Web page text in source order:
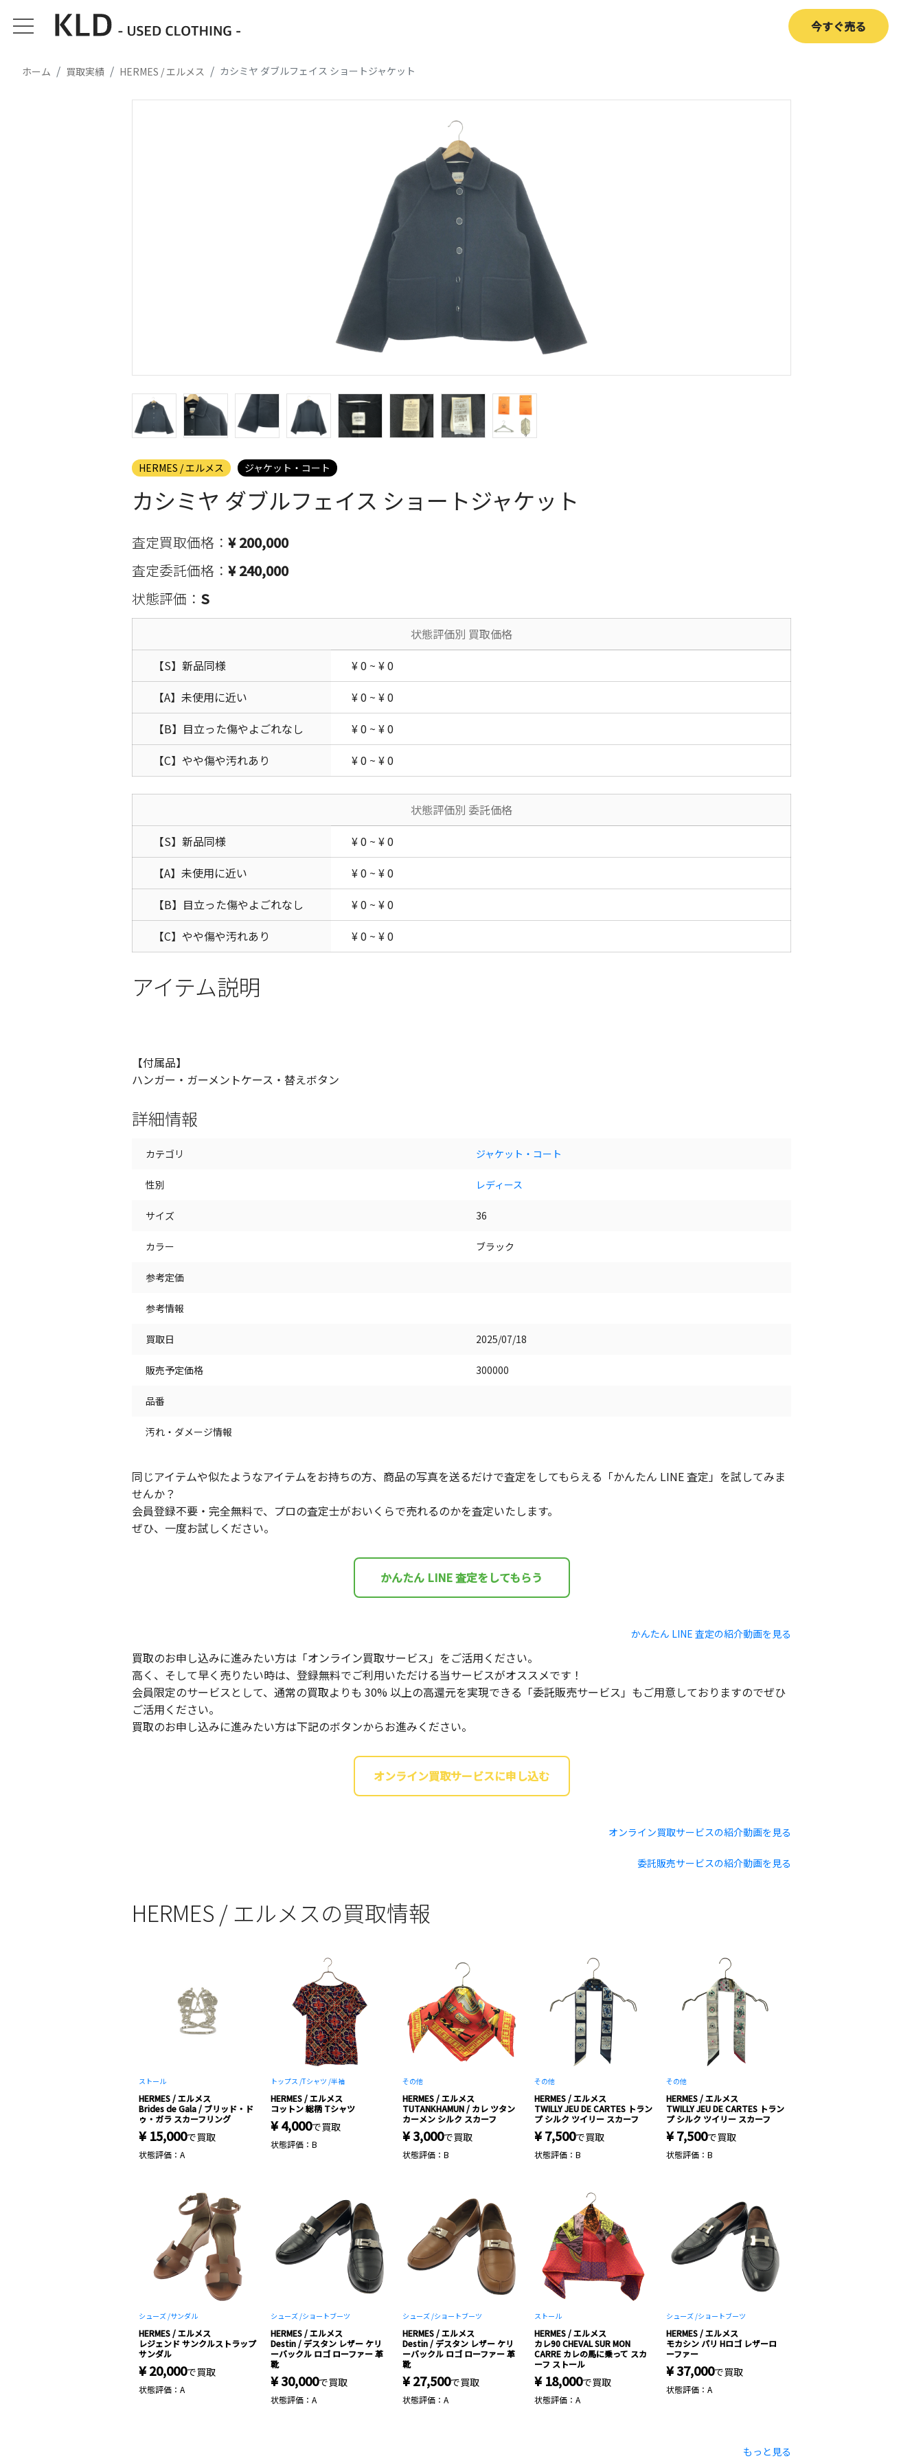
今すぐ売る
ホーム 買取実績 HERMES / エルメス カシミヤ ダブルフェイス ショートジャケット
HERMES / エルメス ジャケット・コート
カシミヤ ダブルフェイス ショートジャケット
査定買取価格： ¥ 200,000
査定委託価格： ¥ 240,000
状態評価： S
状態評価別 買取価格
【S】新品同様
¥ 0 ~ ¥ 0
【A】未使用に近い
¥ 0 ~ ¥ 0
【B】目立った傷やよごれなし
¥ 0 ~ ¥ 0
【C】やや傷や汚れあり
¥ 0 ~ ¥ 0
状態評価別 委託価格
【S】新品同様
¥ 0 ~ ¥ 0
【A】未使用に近い
¥ 0 ~ ¥ 0
【B】目立った傷やよごれなし
¥ 0 ~ ¥ 0
【C】やや傷や汚れあり
¥ 0 ~ ¥ 0
アイテム説明
【付属品】
ハンガー・ガーメントケース・替えボタン
詳細情報
カテゴリ ジャケット・コート
性別 レディース
サイズ 36
カラー ブラック
参考定価
参考情報
買取日 2025/07/18
販売予定価格 300000
品番
汚れ・ダメージ情報
同じアイテムや似たようなアイテムをお持ちの方、商品の写真を送るだけで査定をしてもらえる「かんたん LINE 査定」を試してみま
せんか？
会員登録不要・完全無料で、プロの査定士がおいくらで売れるのかを査定いたします。
ぜひ、一度お試しください。
かんたん LINE 査定をしてもらう
かんたん LINE 査定の紹介動画を見る
買取のお申し込みに進みたい方は「オンライン買取サービス」をご活用ください。
高く、そして早く売りたい時は、登録無料でご利用いただける当サービスがオススメです！
会員限定のサービスとして、通常の買取よりも 30% 以上の高還元を実現できる「委託販売サービス」もご用意しておりますのでぜひ
ご活用ください。
買取のお申し込みに進みたい方は下記のボタンからお進みください。
オンライン買取サービスに申し込む
オンライン買取サービスの紹介動画を見る
委託販売サービスの紹介動画を見る
HERMES / エルメスの買取情報
ストール
HERMES / エルメス
Brides de Gala / ブリッド・ド
ゥ・ガラ スカーフリング
¥ 15,000で買取
状態評価：A
トップス /Tシャツ /半袖
HERMES / エルメス
コットン 総柄 Tシャツ
¥ 4,000で買取
状態評価：B
その他
HERMES / エルメス
TUTANKHAMUN / カレ ツタン
カーメン シルク スカーフ
¥ 3,000で買取
状態評価：B
その他
HERMES / エルメス
TWILLY JEU DE CARTES トラン
プ シルク ツイリー スカーフ
¥ 7,500で買取
状態評価：B
その他
HERMES / エルメス
TWILLY JEU DE CARTES トラン
プ シルク ツイリー スカーフ
¥ 7,500で買取
状態評価：B
シューズ /サンダル
HERMES / エルメス
レジェンド サンクルストラップ
サンダル
¥ 20,000で買取
状態評価：A
シューズ /ショートブーツ
HERMES / エルメス
Destin / デスタン レザー ケリ
ーバックル ロゴ ローファー 革
靴
¥ 30,000で買取
状態評価：A
シューズ /ショートブーツ
HERMES / エルメス
Destin / デスタン レザー ケリ
ーバックル ロゴ ローファー 革
靴
¥ 27,500で買取
状態評価：A
ストール
HERMES / エルメス
カレ90 CHEVAL SUR MON
CARRE カレの馬に乗って スカ
ーフ ストール
¥ 18,000で買取
状態評価：A
シューズ /ショートブーツ
HERMES / エルメス
モカシン パリ Hロゴ レザーロ
ーファー
¥ 37,000で買取
状態評価：A
もっと見る